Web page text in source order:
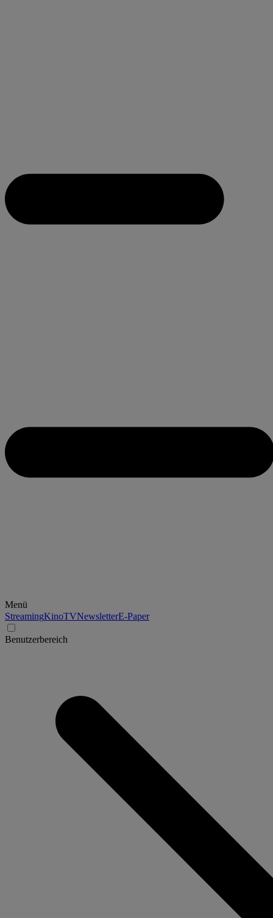
Menü
StreamingKinoTVNewsletterE-Paper
Benutzerbereich